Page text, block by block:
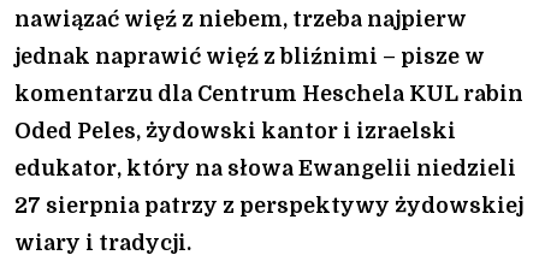
nawiązać więź z niebem, trzeba najpierw
jednak naprawić więź z bliźnimi – pisze w
komentarzu dla Centrum Heschela KUL rabin
Oded Peles, żydowski kantor i izraelski
edukator, który na słowa Ewangelii niedzieli
27 sierpnia patrzy z perspektywy żydowskiej
wiary i tradycji.